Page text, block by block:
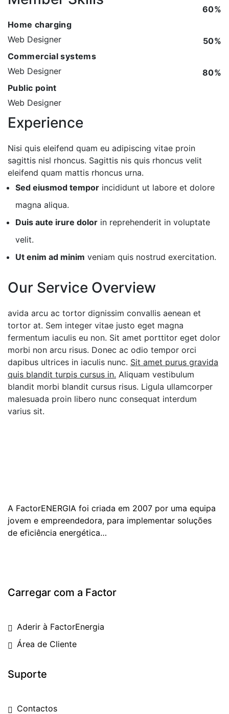
Home charging
Web Designer
60%
Commercial systems
Web Designer
50%
Public point
Web Designer
80%
Experience
Nisi quis eleifend quam eu adipiscing vitae proin
sagittis nisl rhoncus. Sagittis nis quis rhoncus velit
eleifend quam mattis rhoncus urna.
Sed eiusmod tempor incididunt ut labore et dolore
magna aliqua.
Duis aute irure dolor in reprehenderit in voluptate
velit.
Ut enim ad minim veniam quis nostrud exercitation.
Our Service Overview
avida arcu ac tortor dignissim convallis aenean et
tortor at. Sem integer vitae justo eget magna
fermentum iaculis eu non. Sit amet porttitor eget dolor
morbi non arcu risus. Donec ac odio tempor orci
dapibus ultrices in iaculis nunc. Sit amet purus gravida
quis blandit turpis cursus in. Aliquam vestibulum
blandit morbi blandit cursus risus. Ligula ullamcorper
malesuada proin libero nunc consequat interdum
varius sit.
A FactorENERGIA foi criada em 2007 por uma equipa
jovem e empreendedora, para implementar soluções
de eficiência energética…
Carregar com a Factor
Aderir à FactorEnergia
Área de Cliente
Suporte
Contactos